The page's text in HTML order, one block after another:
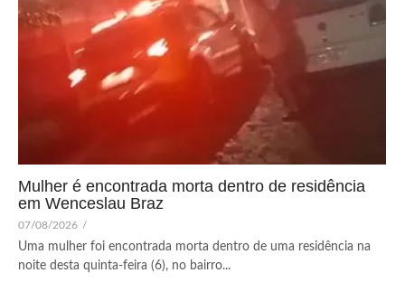
Mulher é encontrada morta dentro de residência
em Wenceslau Braz
07/08/2026 /
Uma mulher foi encontrada morta dentro de uma residência na
noite desta quinta-feira (6), no bairro...